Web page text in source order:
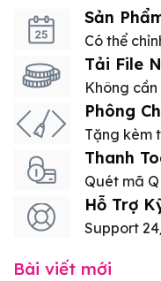
Sản
Có thể
Tải File
Không
Phông
Tặng kèm
Thanh
Quét mã
Hỗ Trợ
Support
Bài viết mới